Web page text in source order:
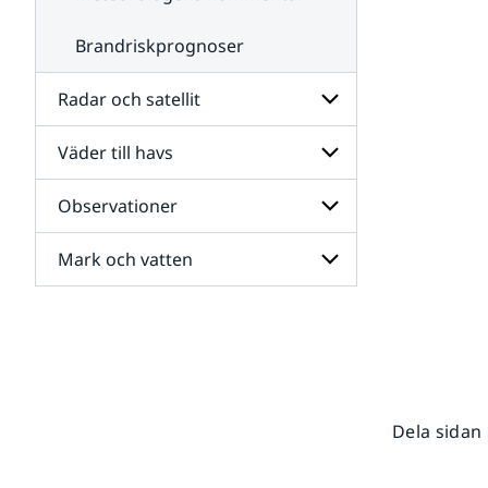
Brandriskprognoser
Radar och satellit
Undersidor
för
Radar
och
satellit
Väder till havs
Undersidor
för
Väder
till
havs
Observationer
Undersidor
för
Mark och vatten
Dela sidan